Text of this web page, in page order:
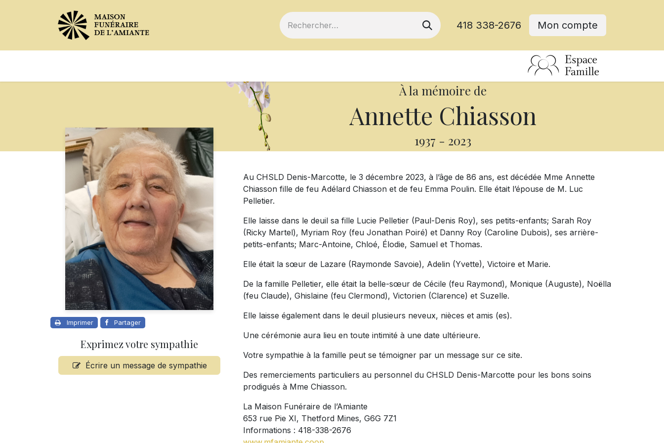
418 338-2676 Mon compte
À la mémoire de
Annette Chiasson
1937 - 2023
Imprimer Partager
Exprimez votre sympathie
Écrire un message de sympathie
Au CHSLD Denis-Marcotte, le 3 décembre 2023, à l’âge de 86 ans, est décédée Mme Annette
Chiasson fille de feu Adélard Chiasson et de feu Emma Poulin. Elle était l’épouse de M. Luc
Pelletier.
Elle laisse dans le deuil sa fille Lucie Pelletier (Paul-Denis Roy), ses petits-enfants; Sarah Roy
(Ricky Martel), Myriam Roy (feu Jonathan Poiré) et Danny Roy (Caroline Dubois), ses arrière-
petits-enfants; Marc-Antoine, Chloé, Élodie, Samuel et Thomas.
Elle était la sœur de Lazare (Raymonde Savoie), Adelin (Yvette), Victoire et Marie.
De la famille Pelletier, elle était la belle-sœur de Cécile (feu Raymond), Monique (Auguste), Noëlla
(feu Claude), Ghislaine (feu Clermond), Victorien (Clarence) et Suzelle.
Elle laisse également dans le deuil plusieurs neveux, nièces et amis (es).
Une cérémonie aura lieu en toute intimité à une date ultérieure.
Votre sympathie à la famille peut se témoigner par un message sur ce site.
Des remerciements particuliers au personnel du CHSLD Denis-Marcotte pour les bons soins
prodigués à Mme Chiasson.
La Maison Funéraire de l’Amiante
653 rue Pie XI, Thetford Mines, G6G 7Z1
Informations : 418-338-2676